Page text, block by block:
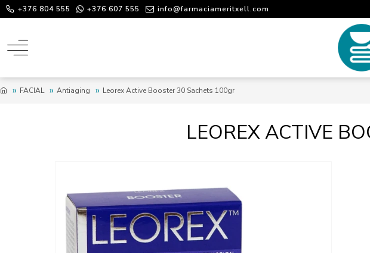
+376 804 555 +376 607 555 info@farmaciameritxell.com
FACIAL Antiaging Leorex Active Booster 30 Sachets 100gr
LEOREX ACTIVE